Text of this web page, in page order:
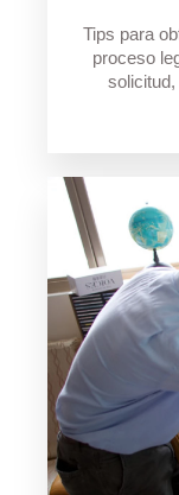
Tips para
proceso